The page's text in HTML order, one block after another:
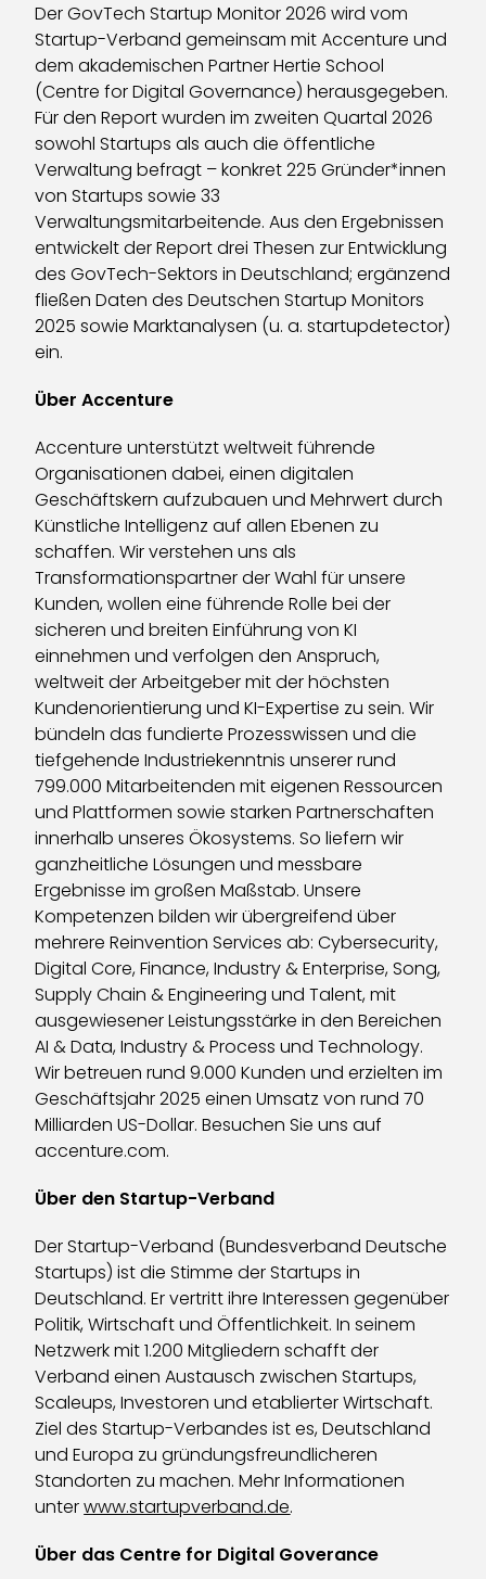
Der GovTech Startup Monitor 2026 wird vom
Startup-Verband gemeinsam mit Accenture und
dem akademischen Partner Hertie School
(Centre for Digital Governance) herausgegeben.
Für den Report wurden im zweiten Quartal 2026
sowohl Startups als auch die öffentliche
Verwaltung befragt – konkret 225 Gründer*innen
von Startups sowie 33
Verwaltungsmitarbeitende. Aus den Ergebnissen
entwickelt der Report drei Thesen zur Entwicklung
des GovTech-Sektors in Deutschland; ergänzend
fließen Daten des Deutschen Startup Monitors
2025 sowie Marktanalysen (u. a. startupdetector)
ein.
Über Accenture
Accenture unterstützt weltweit führende
Organisationen dabei, einen digitalen
Geschäftskern aufzubauen und Mehrwert durch
Künstliche Intelligenz auf allen Ebenen zu
schaffen. Wir verstehen uns als
Transformationspartner der Wahl für unsere
Kunden, wollen eine führende Rolle bei der
sicheren und breiten Einführung von KI
einnehmen und verfolgen den Anspruch,
weltweit der Arbeitgeber mit der höchsten
Kundenorientierung und KI-Expertise zu sein. Wir
bündeln das fundierte Prozesswissen und die
tiefgehende Industriekenntnis unserer rund
799.000 Mitarbeitenden mit eigenen Ressourcen
und Plattformen sowie starken Partnerschaften
innerhalb unseres Ökosystems. So liefern wir
ganzheitliche Lösungen und messbare
Ergebnisse im großen Maßstab. Unsere
Kompetenzen bilden wir übergreifend über
mehrere Reinvention Services ab: Cybersecurity,
Digital Core, Finance, Industry & Enterprise, Song,
Supply Chain & Engineering und Talent, mit
ausgewiesener Leistungsstärke in den Bereichen
AI & Data, Industry & Process und Technology.
Wir betreuen rund 9.000 Kunden und erzielten im
Geschäftsjahr 2025 einen Umsatz von rund 70
Milliarden US-Dollar. Besuchen Sie uns auf
accenture.com.
Über den Startup-Verband
Der Startup-Verband (Bundesverband Deutsche
Startups) ist die Stimme der Startups in
Deutschland. Er vertritt ihre Interessen gegenüber
Politik, Wirtschaft und Öffentlichkeit. In seinem
Netzwerk mit 1.200 Mitgliedern schafft der
Verband einen Austausch zwischen Startups,
Scaleups, Investoren und etablierter Wirtschaft.
Ziel des Startup-Verbandes ist es, Deutschland
und Europa zu gründungsfreundlicheren
Standorten zu machen. Mehr Informationen
unterwww.startupverband.de.
Über das Centre for Digital Goverance